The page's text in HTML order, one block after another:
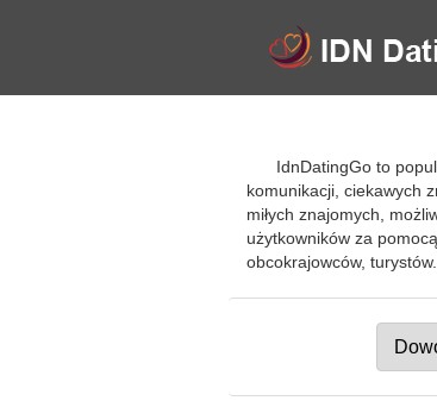
IdnDatingGo to
komunikacji, ciekawych
miłych znajomych,
użytkowników za
obcokrajowców, turystów.